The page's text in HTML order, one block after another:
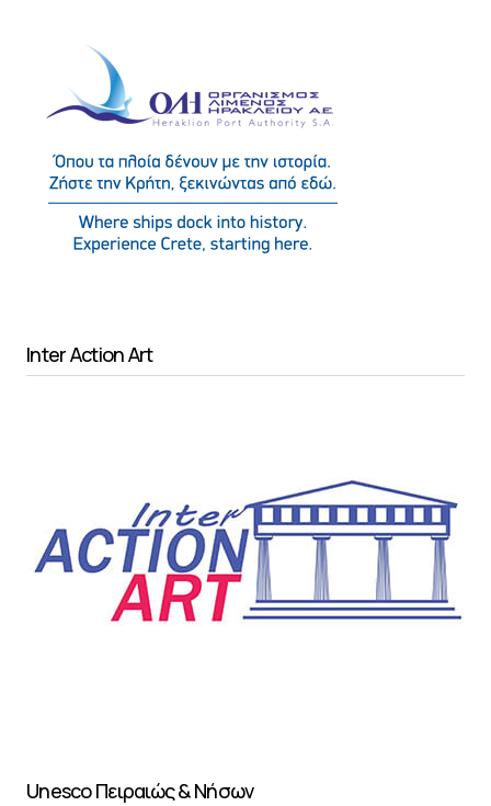
Inter Action Art
Unesco Πειραιώς & Νήσων